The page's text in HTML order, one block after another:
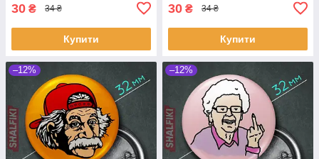
30 ₴ 34 ₴
Купити
30 ₴ 34 ₴
Купити
–12% –12%